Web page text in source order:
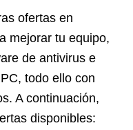
ofertas en
mejorar tu equipo,
de antivirus e
todo ello con
A continuación,
disponibles: